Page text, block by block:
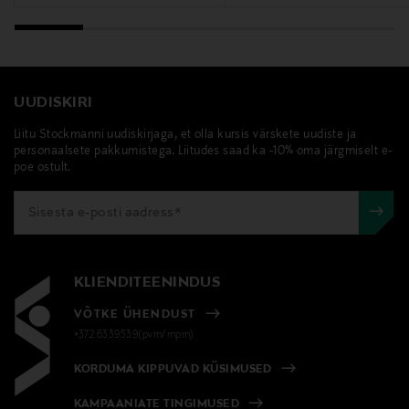
UUDISKIRI
Liitu Stockmanni uudiskirjaga, et olla kursis värskete uudiste ja
personaalsete pakkumistega. Liitudes saad ka -10% oma järgmiselt e-
poe ostult.
KLIENDITEENINDUS
VÕTKE ÜHENDUST
+372 6339539(pvm/mpm)
KORDUMA KIPPUVAD KÜSIMUSED
KAMPAANIATE TINGIMUSED